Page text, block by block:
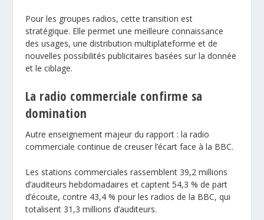
Pour les groupes radios, cette transition est
stratégique. Elle permet une meilleure connaissance
des usages, une distribution multiplateforme et de
nouvelles possibilités publicitaires basées sur la donnée
et le ciblage.
La radio commerciale confirme sa
domination
Autre enseignement majeur du rapport : la radio
commerciale continue de creuser l’écart face à la BBC.
Les stations commerciales rassemblent 39,2 millions
d’auditeurs hebdomadaires et captent 54,3 % de part
d’écoute, contre 43,4 % pour les radios de la BBC, qui
totalisent 31,3 millions d’auditeurs.